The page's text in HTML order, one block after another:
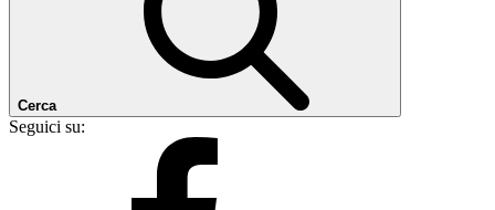
Cerca
Seguici su: